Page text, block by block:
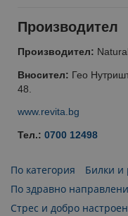
Производител
Производител:
Вносител: Гео
48.
www.revita.bg
Тел.: 0700 12498
По категория
Билки и
По здравно
Стрес и добро